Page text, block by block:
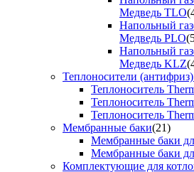
Медведь TLO
Напольный
Медведь PLO
Напольный
Медведь KLZ
Теплоносители
Теплоноситель
Теплоноситель
Теплоноситель
Мембранные баки(21)
Мембранные баки
Мембранные баки
Комплектующие для